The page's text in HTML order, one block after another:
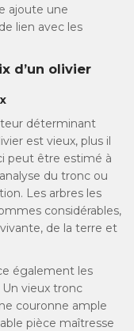
ajoute une
lien avec les
d’un olivier
déterminant
est vieux, plus il
peut être estimé à
du tronc ou
Les arbres les
considérables,
de la terre et
également les
Un vieux tronc
couronne ample
pièce maîtresse